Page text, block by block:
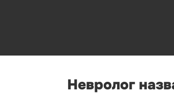
Невролог